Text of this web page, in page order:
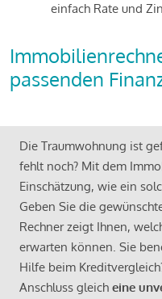
einfach Rate und
passenden
Die Traumwohnung ist
fehlt noch? Mit dem
Einschätzung, wie ein
Geben Sie die
Rechner zeigt Ihnen,
erwarten können. Sie
Hilfe beim
Anschluss gleich eine